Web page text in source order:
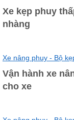
Xe kẹp phuy
nhàng
Xe nâng phuy - Bộ
Vận hành xe
cho xe